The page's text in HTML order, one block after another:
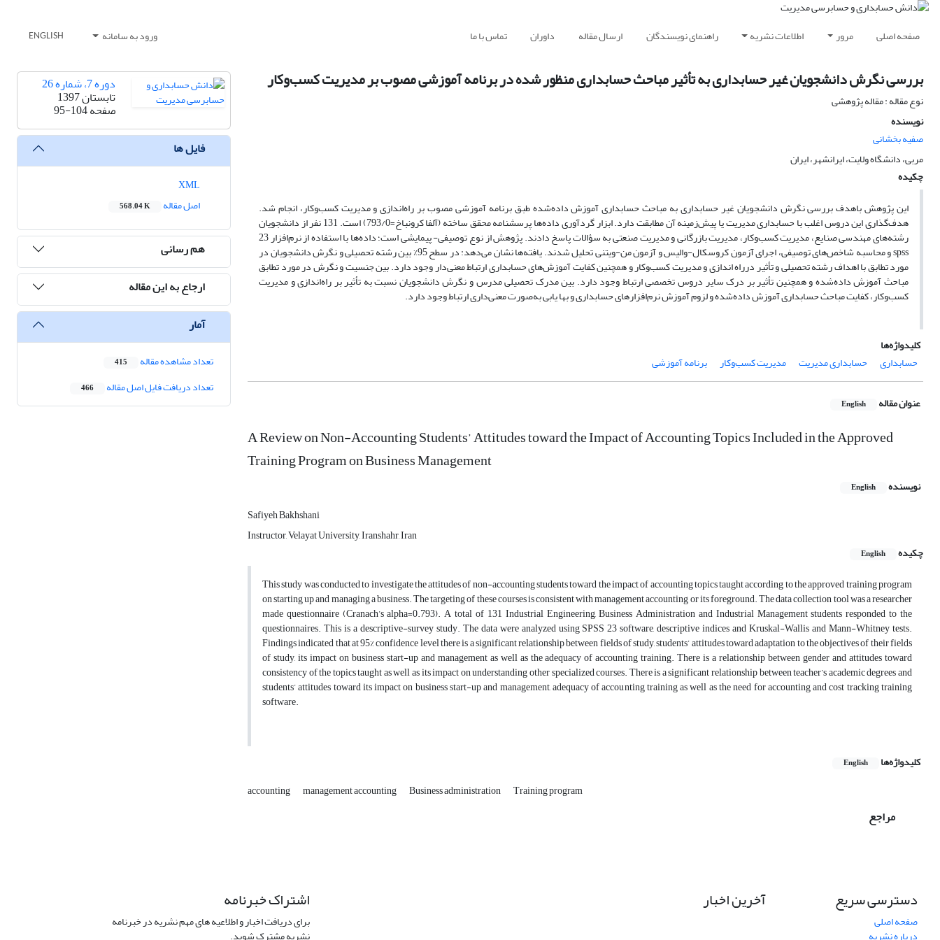
صفحه اصلی مرور اطلاعات نشریه راهنمای نویسندگان ارسال مقاله داوران تماس با ما ورود به سامانه ENGLISH
بررسی نگرش دانشجویان غیر حسابداری به تأثیر مباحث حسابداری منظور شده در برنامه آموزشی مصوب بر مدیریت کسب‌وکار
نوع مقاله : مقاله پژوهشی
نویسنده
صفیه بخشانی
مربی، دانشگاه ولایت، ایرانشهر، ایران
چکیده
این پژوهش باهدف بررسی نگرش دانشجویان غیر حسابداری به مباحث حسابداری آموزش داده‌شده طبق برنامه آموزشی مصوب بر راه‌اندازی و مدیریت کسب‌وکار، انجام شد.
هدف‌گذاری این دروس اغلب با حسابداری مدیریت یا پیش‌زمینه آن مطابقت دارد. ابزار گردآوری داده‌ها پرسشنامه محقق ساخته (آلفا کرونباخ=793/0) است. 131 نفر از دانشجویان
رشته‌های مهندسی صنایع، مدیریت کسب‌وکار، مدیریت بازرگانی و مدیریت صنعتی به سؤالات پاسخ دادند. پژوهش از نوع توصیفی- پیمایشی است؛ داده‌ها با استفاده از نرم‌افزار 23
spss و محاسبه شاخص‌های توصیفی، اجرای آزمون کروسکال-والیس و آزمون من-ویتنی تحلیل شدند. یافته‌ها نشان می‌دهد: در سطح 95% بین رشته تحصیلی و نگرش دانشجویان در
مورد تطابق با اهداف رشته تحصیلی و تأثیر درراه اندازی و مدیریت کسب‌وکار و همچنین کفایت آموزش‌های حسابداری ارتباط معنی‌دار وجود دارد. بین جنسیت و نگرش در مورد تطابق
مباحث آموزش داده‌شده و همچنین تأثیر بر درک سایر دروس تخصصی ارتباط وجود دارد. بین مدرک تحصیلی مدرس و نگرش دانشجویان نسبت به تأثیر بر راه‌اندازی و مدیریت
کسب‌وکار، کفایت مباحث حسابداری آموزش داده‌شده و لزوم آموزش نرم‌افزارهای حسابداری و بها یابی به‌صورت معنی‌داری ارتباط وجود دارد.
کلیدواژه‌ها
حسابداری
حسابداری مدیریت مدیریت کسب‌وکار برنامه آموزشی
عنوان مقاله English
A Review on Non-Accounting Students’ Attitudes toward the Impact of Accounting Topics Included in the Approved
Training Program on Business Management
نویسنده English
Safiyeh Bakhshani
Instructor, Velayat University, Iranshahr, Iran
چکیده
English
This study was conducted to investigate the attitudes of non-accounting students toward the impact of accounting topics taught according to the approved training program
on starting up and managing a business. The targeting of these courses is consistent with management accounting or its foreground. The data collection tool was a researcher
made questionnaire (Cranach’s alpha=0.793). A total of 131 Industrial Engineering, Business Administration and Industrial Management students responded to the
questionnaires. This is a descriptive-survey study. The data were analyzed using SPSS 23 software, descriptive indices and Kruskal-Wallis and Mann-Whitney tests.
Findings indicated that at 95% confidence level there is a significant relationship between fields of study, students’ attitudes toward adaptation to the objectives of their fields
of study, its impact on business start-up and management as well as the adequacy of accounting training. There is a relationship between gender and attitudes toward
consistency of the topics taught as well as its impact on understanding other specialized courses. There is a significant relationship between teacher’s academic degrees and
students’ attitudes toward its impact on business start-up and management, adequacy of accounting training as well as the need for accounting and cost tracking training
software.
کلیدواژه‌ها English
accounting management accounting Business administration Training program
مراجع
دوره 7، شماره 26
تابستان 1397
صفحه95-104
فایل ها
اصل مقاله
568.04 K
هم رسانی
ارجاع به این مقاله
آمار
تعداد مشاهده مقاله 415
تعداد دریافت فایل اصل مقاله 466
دسترسی سریع
صفحه اصلی
آخرین اخبار اشتراک خبرنامه
برای دریافت اخبار و اطلاعیه های مهم نشریه در خبرنامه